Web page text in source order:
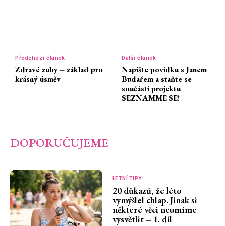
Předchozí článek
Zdravé zuby – základ pro
krásný úsměv
Další článek
Napište povídku s Janem
Budařem a staňte se
součástí projektu
SEZNAMME SE!
DOPORUČUJEME
LETNÍ TIPY
20 důkazů, že léto
vymýšlel chlap. Jinak si
některé věci neumíme
vysvětlit – 1. díl